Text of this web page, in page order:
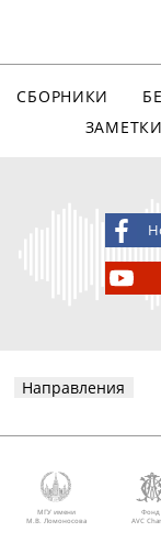
СБОРНИКИ
ЗАМЕТКИ
Направления
МГУ имени
М.В. Ломоносова
Фонд
AVC